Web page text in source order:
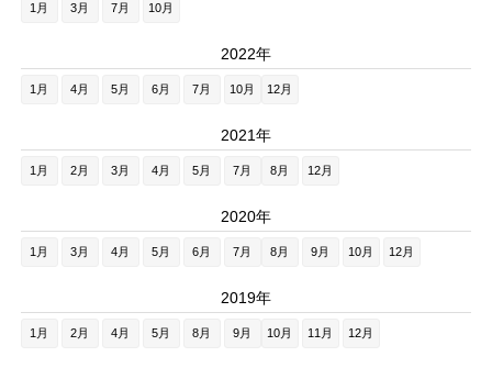
1月 3月 7月 10月
2022年
1月 4月 5月 6月 7月 10月 12月
2021年
1月 2月 3月 4月 5月 7月 8月 12月
2020年
1月 3月 4月 5月 6月 7月 8月 9月 10月 12月
2019年
1月 2月 4月 5月 8月 9月 10月 11月 12月